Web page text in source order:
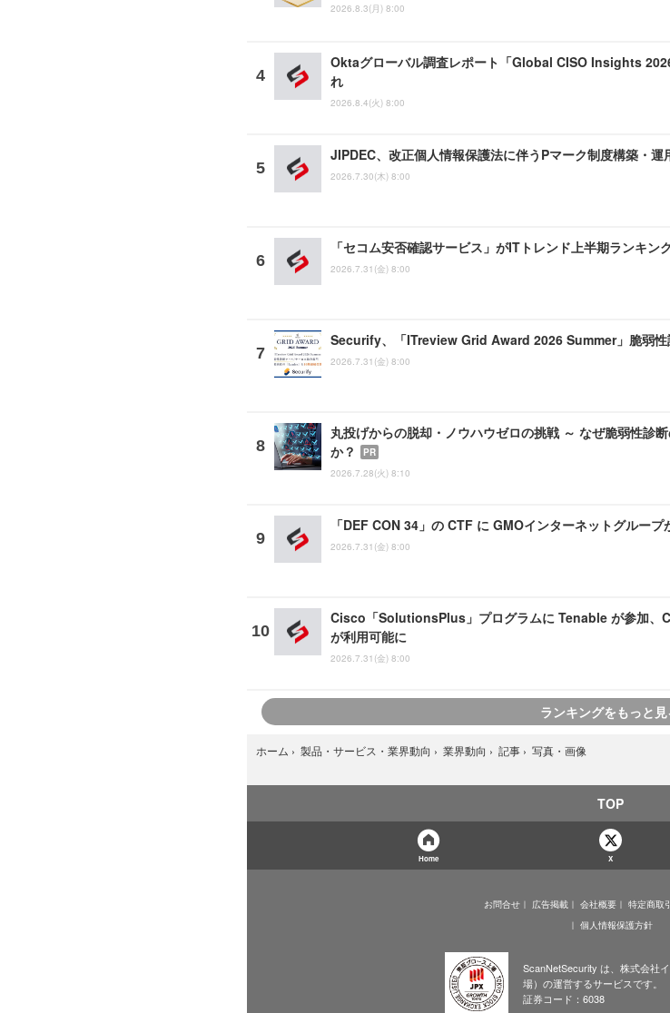
2026.8.3(月) 8:00
Oktaグローバル調査レポート「Global CISO Insights
れ
2026.8.4(火) 8:00
JIPDEC、改正個人情報保護法に伴うPマーク制度構築・運
2026.7.30(木) 8:00
「セコム安否確認サービス」がITトレンド上半期ランキ
2026.7.31(金) 8:00
Securify、「ITreview Grid Award 2026 Summer」脆弱
2026.7.31(金) 8:00
丸投げからの脱却・ノウハウゼロの挑戦 ～ なぜ脆弱性診
か？
PR
2026.7.28(火) 8:10
「DEF CON 34」の CTF に GMOインターネットグループ
2026.7.31(金) 8:00
Cisco「SolutionsPlus」プログラムに Tenable が参加、
が利用可能に
2026.7.31(金) 8:00
ランキングをもっと見
ホーム › 製品・サービス・業界動向 › 業界動向 › 記事 › 写真・画像
TOP
Home X
お問合せ 広告掲載 会社概要
特定商取
個人情報保護方針
ScanNetSecurity は、株式会社
場）の運営するサービスです。
証券コード：6038